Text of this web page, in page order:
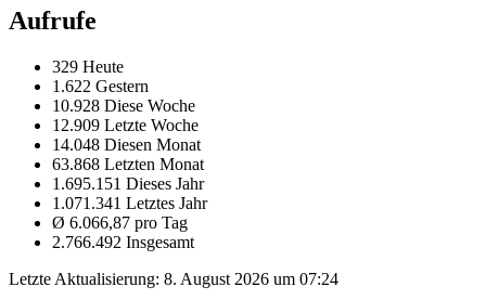
Aufrufe
329 Heute
1.622 Gestern
10.928 Diese Woche
12.909 Letzte Woche
14.048 Diesen Monat
63.868 Letzten Monat
1.695.151 Dieses Jahr
1.071.341 Letztes Jahr
Ø 6.066,87 pro Tag
2.766.492 Insgesamt
Letzte Aktualisierung: 8. August 2026 um 07:24